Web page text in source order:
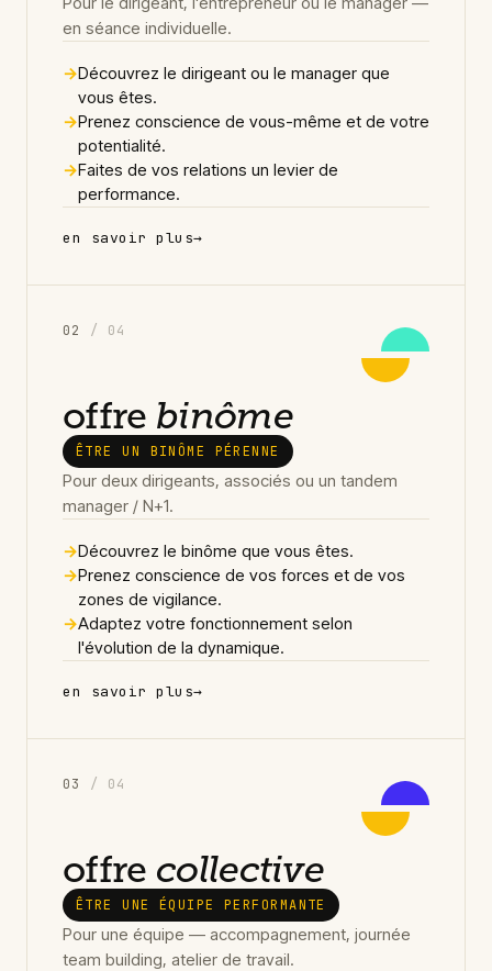
en séance individuelle.
→Découvrez le dirigeant ou le manager que
vous êtes.
→Prenez conscience de vous-même et de votre
potentialité.
→Faites de vos relations un levier de
performance.
en savoir plus→
02 / 04
offre binôme
ÊTRE UN BINÔME PÉRENNE
Pour deux dirigeants, associés ou un tandem
manager / N+1.
→Découvrez le binôme que vous êtes.
→Prenez conscience de vos forces et de vos
zones de vigilance.
→Adaptez votre fonctionnement selon
l'évolution de la dynamique.
en savoir plus→
03 / 04
offre collective
ÊTRE UNE ÉQUIPE PERFORMANTE
Pour une équipe — accompagnement, journée
team building, atelier de travail.